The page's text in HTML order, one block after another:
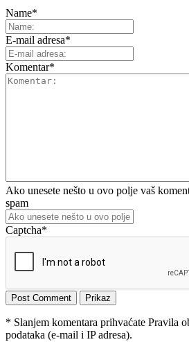
Name*
E-mail adresa*
Komentar*
Ako unesete nešto u ovo polje vaš
spam
Captcha*
* Slanjem komentara prihvaćate Pravila
podataka (e-mail i IP adresa).